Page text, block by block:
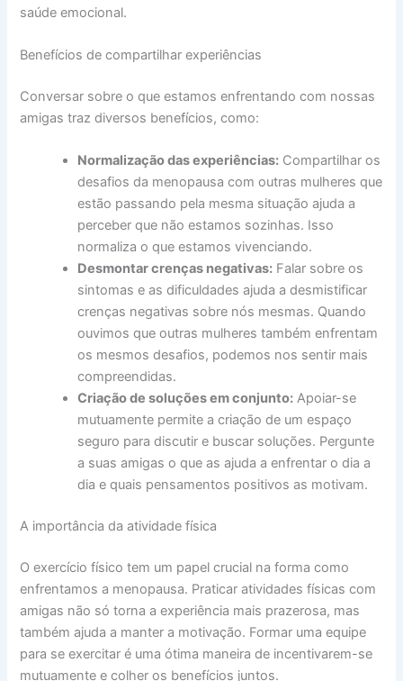
saúde emocional.
Benefícios de compartilhar experiências
Conversar sobre o que estamos enfrentando com nossas
amigas traz diversos benefícios, como:
Normalização das experiências: Compartilhar os
desafios da menopausa com outras mulheres que
estão passando pela mesma situação ajuda a
perceber que não estamos sozinhas. Isso
normaliza o que estamos vivenciando.
Desmontar crenças negativas: Falar sobre os
sintomas e as dificuldades ajuda a desmistificar
crenças negativas sobre nós mesmas. Quando
ouvimos que outras mulheres também enfrentam
os mesmos desafios, podemos nos sentir mais
compreendidas.
Criação de soluções em conjunto: Apoiar-se
mutuamente permite a criação de um espaço
seguro para discutir e buscar soluções. Pergunte
a suas amigas o que as ajuda a enfrentar o dia a
dia e quais pensamentos positivos as motivam.
A importância da atividade física
O exercício físico tem um papel crucial na forma como
enfrentamos a menopausa. Praticar atividades físicas com
amigas não só torna a experiência mais prazerosa, mas
também ajuda a manter a motivação. Formar uma equipe
para se exercitar é uma ótima maneira de incentivarem-se
mutuamente e colher os benefícios juntos.